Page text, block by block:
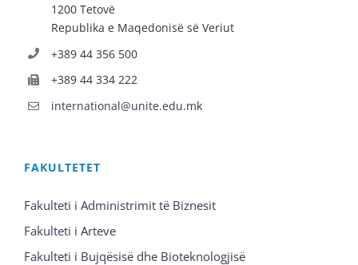
1200 Tetovë
Republika e Maqedonisë së Veriut
+389 44 356 500
+389 44 334 222
international@unite.edu.mk
FAKULTETET
Fakulteti i Administrimit të Biznesit
Fakulteti i Arteve
Fakulteti i Bujqësisë dhe Bioteknologjisë